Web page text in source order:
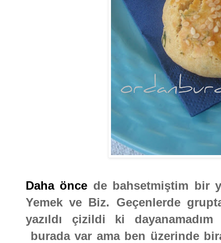
Daha önce de bahsetmiştim bir
Yemek ve Biz. Geçenlerde
yazıldı çizildi ki
burada var ama ben üzerinde